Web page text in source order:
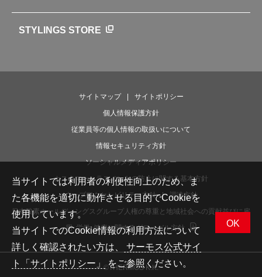
STYLINGS STORE
サイトマップ
サイトポリシー
個人情報保護方針
従業員等の個人情報の取扱いについて
情報セキュリティ方針
ソーシャルメディアポリシー
カスタマーハラスメントの防止に関する基本方針
ウェブアクセシビリティ方針
調達方針
日本酸素ホールディングスグループ人権の尊重と地域社会への貢献並びに雇
用･労働･健康に関するグローバル方針
©THERMOS K.K.
当サイトでは利用者の利便性向上のため、ま
た各機能を適切に動作させる目的でCookieを
使用しています。
当サイトでのCookie情報の利用方法について
詳しく確認されたい方は、
サーモス公式サイ
ト「サイトポリシー」をご参照ください。
OK